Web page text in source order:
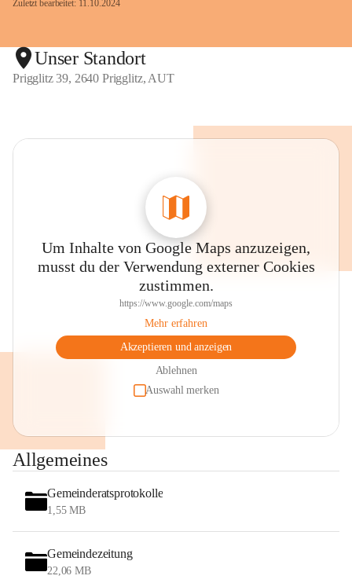
Zuletzt bearbeitet: 11.10.2024
Unser Standort
Prigglitz 39, 2640 Prigglitz, AUT
Um Inhalte von Google Maps anzuzeigen,
musst du der Verwendung externer Cookies
zustimmen.
https://www.google.com/maps
Mehr erfahren
Akzeptieren und anzeigen
Ablehnen
Auswahl merken
Allgemeines
Gemeinderatsprotokolle
1,55 MB
Gemeindezeitung
22,06 MB